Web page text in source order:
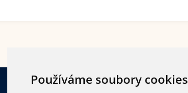
Používáme soubory cookies